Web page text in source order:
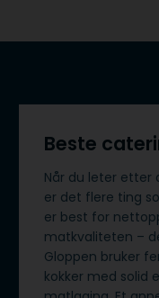
Beste
Når du leter etter
er det flere ting
er best for
matkvaliteten –
Gloppen bruker
kokker med solid